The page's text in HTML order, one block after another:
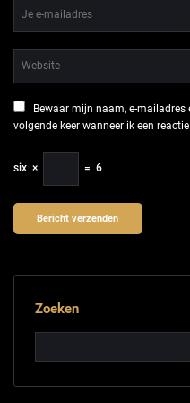
Bewaar mijn naam, e-mailadres
volgende keer wanneer ik een
six × = 6
Zoeken